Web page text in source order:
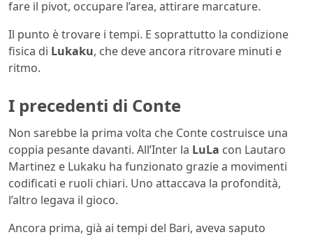
fare il pivot, occupare l’area, attirare marcature.
Il punto è trovare i tempi. E soprattutto la condizione
fisica di Lukaku, che deve ancora ritrovare minuti e
ritmo.
I precedenti di Conte
Non sarebbe la prima volta che Conte costruisce una
coppia pesante davanti. All’Inter la LuLa con Lautaro
Martinez e Lukaku ha funzionato grazie a movimenti
codificati e ruoli chiari. Uno attaccava la profondità,
l’altro legava il gioco.
Ancora prima, già ai tempi del Bari, aveva saputo